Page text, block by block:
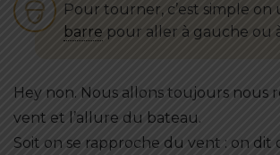
Pour tourner, c’est simple on
barre pour aller à gauche ou
Hey non. Nous allons toujours nous
vent et l’allure du bateau.
Soit on se rapproche du vent : on dit